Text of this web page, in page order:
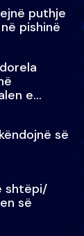
puthje
pishinë
e
së
shtëpi/
së